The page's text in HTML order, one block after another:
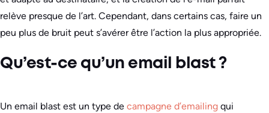
relève presque de l’art. Cependant, dans certains cas, faire un
peu plus de bruit peut s’avérer être l’action la plus appropriée.
Qu’est-ce qu’un email blast ?
Un email blast est un type de campagne d’emailing qui